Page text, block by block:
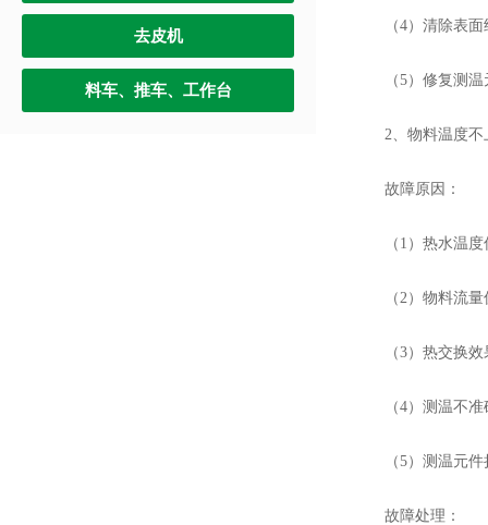
去皮机
料车、推车、工作台
（4）清除表面
（5）修复测温
2、物料温度不
故障原因：
（1）热水温度
（2）物料流量
（3）热交换效
（4）测温不准
（5）测温元件
故障处理：